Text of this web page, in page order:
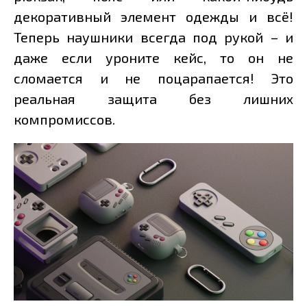
декоративный элемент одежды и всё!
Теперь наушники всегда под рукой – и
даже если уроните кейс, то он не
сломается и не поцарапается! Это
реальная защита без лишних
компромиссов.